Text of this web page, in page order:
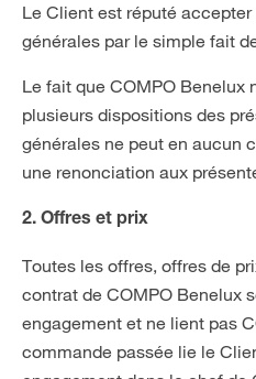
Le Client est réputé
générales par le simple fait
Le fait que COMPO Benelux
plusieurs dispositions des
générales ne peut en aucun
une renonciation aux
2. Offres et prix
Toutes les offres, offres de
contrat de COMPO Benelux
engagement et ne lient pas
commande passée lie le